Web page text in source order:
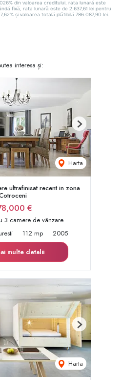
interesa și:
Harta
Next
ultrafinisat recent in zona
€
3 camere de vânzare
112 mp
2005
multe detalii
Harta
Next